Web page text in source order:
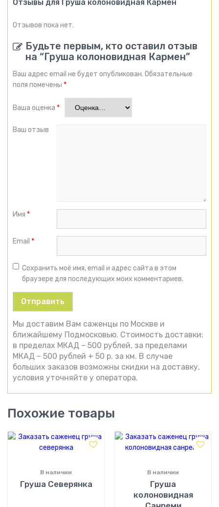
Отзывы для Груша колоновидная Кармен
Отзывов пока нет.
Будьте первым, кто оставил отзыв
на “Груша колоновидная Кармен”
Ваш адрес email не будет опубликован. Обязательные
поля помечены *
Ваша оценка *
Ваш отзыв
Имя *
Email *
Сохранить моё имя, email и адрес сайта в этом
браузере для последующих моих комментариев.
Мы доставим Вам саженцы по Москве и
ближайшему Подмосковью. Стоимость доставки:
в пределах МКАД – 500 рублей, за пределами
МКАД – 500 рублей + 50 р. за км. В случае
больших заказов возможны скидки на доставку,
условия уточняйте у оператора.
Похожие товары
Груша Северянка
В наличии
Груша
колоновидная
В наличии